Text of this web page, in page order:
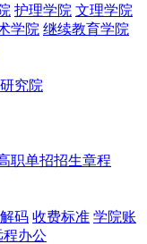
护理学院 文理学院
学院 继续教育学院
究院
职单招招生章程
码 收费标准 学院账
程办公